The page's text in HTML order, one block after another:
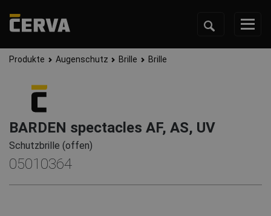
Produkte Augenschutz Brille Brille
BARDEN spectacles AF, AS, UV
Schutzbrille (offen)
05010364